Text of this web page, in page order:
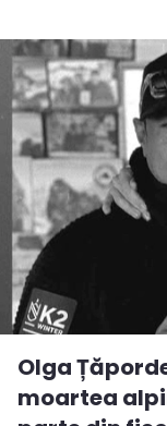
Olga
moartea